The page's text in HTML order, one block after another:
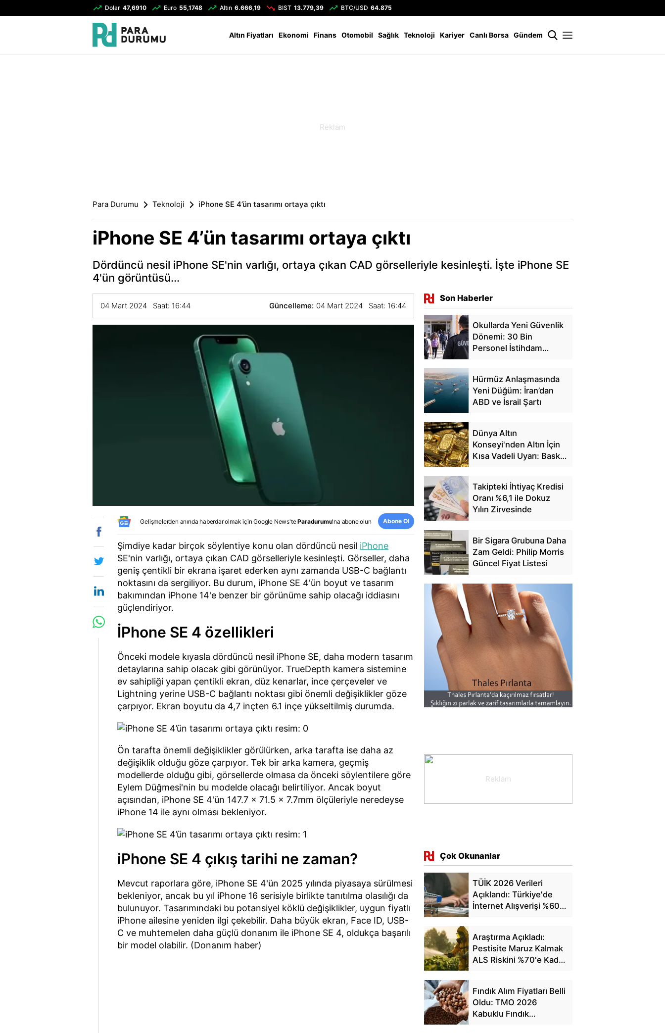
Dolar 47,6910 Euro 55,1748 Altın 6.666,19 BIST 13.779,39 BTC/USD 64.875
Altın Fiyatları Ekonomi Finans Otomobil Sağlık Teknoloji Kariyer Canlı Borsa Gündem
Para Durumu Teknoloji iPhone SE 4’ün tasarımı ortaya çıktı
iPhone SE 4’ün tasarımı ortaya çıktı
Dördüncü nesil iPhone SE'nin varlığı, ortaya çıkan CAD görselleriyle kesinleşti. İşte iPhone SE
4'ün görüntüsü...
04 Mart 2024 Saat: 16:44 Güncelleme: 04 Mart 2024 Saat: 16:44
Gelişmelerden anında haberdar olmak içinGoogle News'teParadurumu'na abone olun Abone Ol
Şimdiye kadar birçok söylentiye konu olan dördüncü nesil iPhone
SE'nin varlığı, ortaya çıkan CAD görselleriyle kesinleşti. Görseller, daha
geniş çentikli bir ekrana işaret ederken aynı zamanda USB-C bağlantı
noktasını da sergiliyor. Bu durum, iPhone SE 4'ün boyut ve tasarım
bakımından iPhone 14'e benzer bir görünüme sahip olacağı iddiasını
güçlendiriyor.
İPhone SE 4 özellikleri
Önceki modele kıyasla dördüncü nesil iPhone SE, daha modern tasarım
detaylarına sahip olacak gibi görünüyor. TrueDepth kamera sistemine
ev sahipliği yapan çentikli ekran, düz kenarlar, ince çerçeveler ve
Lightning yerine USB-C bağlantı noktası gibi önemli değişiklikler göze
çarpıyor. Ekran boyutu da 4,7 inçten 6.1 inçe yükseltilmiş durumda.
Ön tarafta önemli değişiklikler görülürken, arka tarafta ise daha az
değişiklik olduğu göze çarpıyor. Tek bir arka kamera, geçmiş
modellerde olduğu gibi, görsellerde olmasa da önceki söylentilere göre
Eylem Düğmesi'nin bu modelde olacağı belirtiliyor. Ancak boyut
açısından, iPhone SE 4'ün 147.7 x 71.5 x 7.7mm ölçüleriyle neredeyse
iPhone 14 ile aynı olması bekleniyor.
iPhone SE 4 çıkış tarihi ne zaman?
Mevcut raporlara göre, iPhone SE 4'ün 2025 yılında piyasaya sürülmesi
bekleniyor, ancak bu yıl iPhone 16 serisiyle birlikte tanıtılma olasılığı da
bulunuyor. Tasarımındaki bu potansiyel köklü değişiklikler, uygun fiyatlı
iPhone ailesine yeniden ilgi çekebilir. Daha büyük ekran, Face ID, USB-
C ve muhtemelen daha güçlü donanım ile iPhone SE 4, oldukça başarılı
bir model olabilir. (Donanım haber)
Son Haberler
Okullarda Yeni Güvenlik
Dönemi: 30 Bin
Personel İstihdam
Hürmüz Anlaşmasında
Yeni Düğüm: İran’dan
ABD ve İsrail Şartı
Dünya Altın
Konseyi'nden Altın İçin
Kısa Vadeli Uyarı: Baskı
Takipteki İhtiyaç Kredisi
Oranı %6,1 ile Dokuz
Yılın Zirvesinde
Bir Sigara Grubuna Daha
Zam Geldi: Philip Morris
Güncel Fiyat Listesi
Çok Okunanlar
TÜİK 2026 Verileri
Açıklandı: Türkiye'de
İnternet Alışverişi %60'a
Araştırma Açıkladı:
Pestisite Maruz Kalmak
ALS Riskini %70'e Kadar
Fındık Alım Fiyatları Belli
Oldu: TMO 2026
Kabuklu Fındık